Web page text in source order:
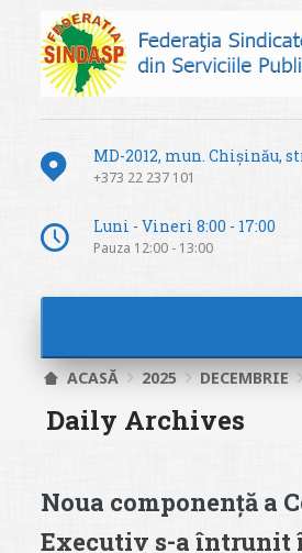
MD-2012, mun. Chișinău,
+373 22 237 101
Luni - Vineri 8:00 - 17:00
Pauza 12:00 - 13:00
ACASĂ 2025 DECEMBRIE
Daily Archives
Noua componență a
Executiv s-a întrunit